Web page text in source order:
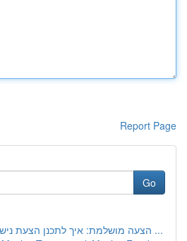
Report Page
Go
הצעה מושלמת: איך לתכנן הצעת נישואין בלתי נשכחת ...